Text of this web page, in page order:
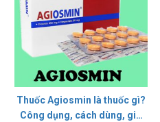
Thuốc Agiosmin là thuốc gì?
Công dụng, cách dùng, giá